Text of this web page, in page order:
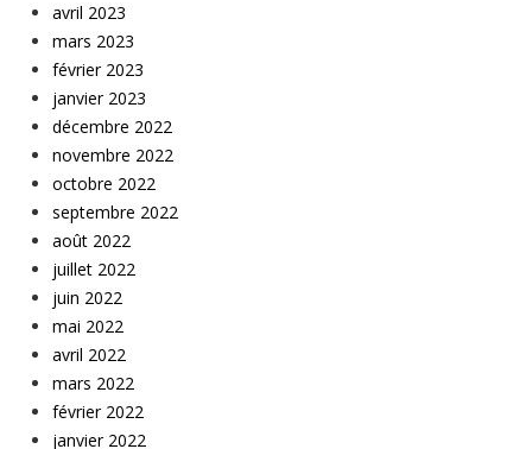
avril 2023
mars 2023
février 2023
janvier 2023
décembre 2022
novembre 2022
octobre 2022
septembre 2022
août 2022
juillet 2022
juin 2022
mai 2022
avril 2022
mars 2022
février 2022
janvier 2022